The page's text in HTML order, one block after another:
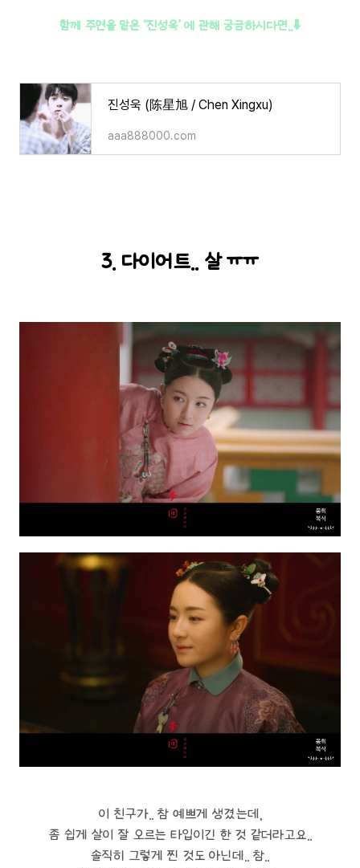
함께 주연을 맡은 "진성욱' 에 관해 궁금하시다면..⬇️
진성욱 (陈星旭 / Chen Xingxu)
aaa888000.com
3. 다이어트.. 살 ㅠㅠ
이 친구가.. 참 예쁘게 생겼는데,
좀 쉽게 살이 잘 오르는 타입이긴 한 것 같더라고요..
솔직히 그렇게 찐 것도 아닌데.. 참..